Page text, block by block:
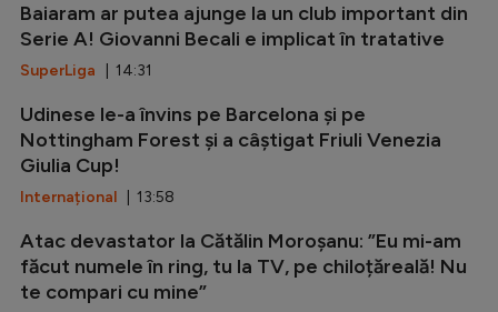
Baiaram ar putea ajunge la un club important din
Serie A! Giovanni Becali e implicat în tratative
SuperLiga | 14:31
Udinese le-a învins pe Barcelona și pe
Nottingham Forest și a câștigat Friuli Venezia
Giulia Cup!
Internațional | 13:58
Atac devastator la Cătălin Moroșanu: ”Eu mi-am
făcut numele în ring, tu la TV, pe chiloțăreală! Nu
te compari cu mine”